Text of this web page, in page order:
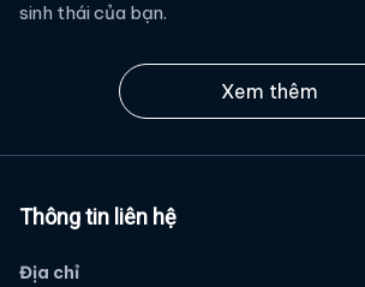
sinh thái của bạn.
Xem thêm
Thông tin liên hệ
Địa chỉ